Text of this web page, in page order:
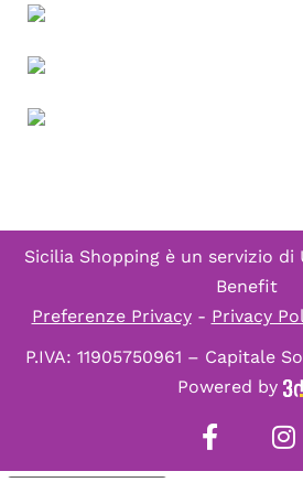
Sicilia Shopping è un servizio di
Benefit
Preferenze Privacy- Privacy
P.IVA: 11905750961 – Capitale
Powered by